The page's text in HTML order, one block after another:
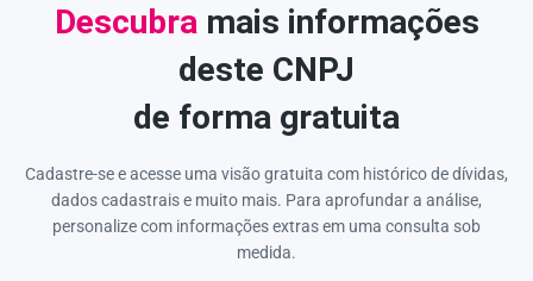
Descubra mais informações
deste CNPJ
de forma gratuita
Cadastre-se e acesse uma visão gratuita com histórico de dívidas,
dados cadastrais e muito mais. Para aprofundar a análise,
personalize com informações extras em uma consulta sob
medida.